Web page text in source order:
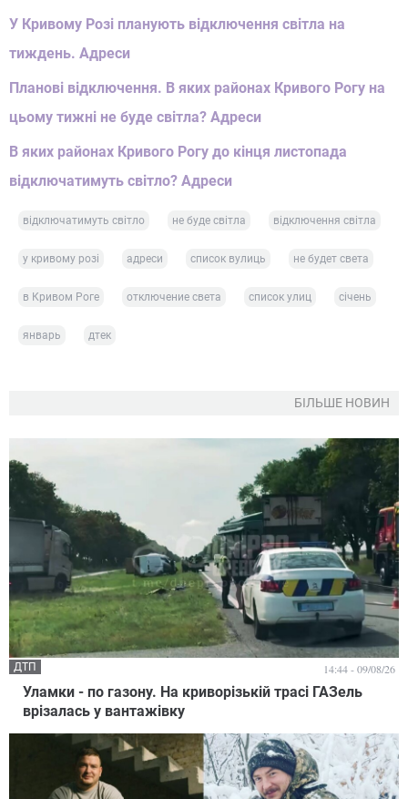
У Кривому Розі планують відключення світла на
тиждень. Адреси
Планові відключення. В яких районах Кривого Рогу на
цьому тижні не буде світла? Адреси
В яких районах Кривого Рогу до кінця листопада
відключатимуть світло? Адреси
відключатимуть світло не буде світла відключення світла
у кривому розі адреси список вулиць не будет света
в Кривом Роге отключение света список улиц січень
январь дтек
БІЛЬШЕ НОВИН
Уламки - по газону. На криворізькій трасі ГАЗель
врізалась у вантажівку
ДТП 14:44 - 09/08/26